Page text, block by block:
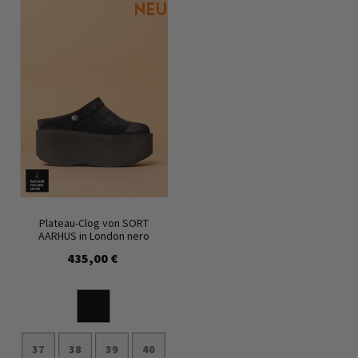
Plateau-Clog von SORT
AARHUS in London nero
435,00 €
37 38 39 40